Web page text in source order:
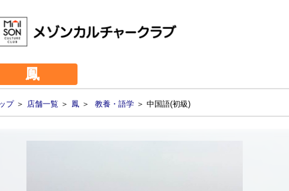
鳳
プ＞ 店舗一覧 ＞ 鳳 ＞ 教養・語学 ＞ 中国語(初級)